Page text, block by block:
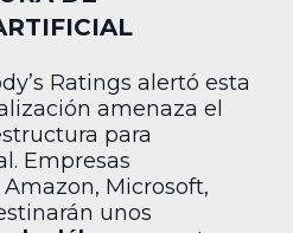
Ratings alertó esta
amenaza el
para
Empresas
Microsoft,
unos